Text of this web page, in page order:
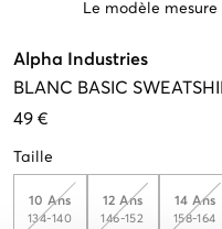
Le modèle mesure
Alpha Industries
BLANC BASIC
49 €
Taille
10 Ans
134-140
12 Ans
146-152
14 Ans
158-164